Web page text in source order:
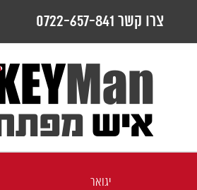
צרו קשר 0722-657-841
יגואר